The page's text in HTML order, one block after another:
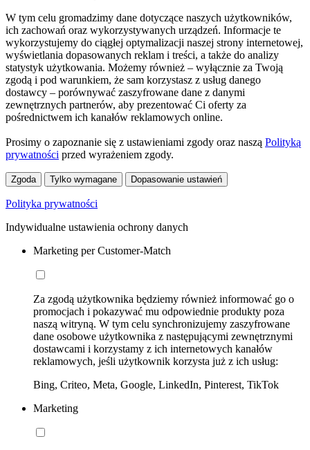
W tym celu gromadzimy dane dotyczące naszych użytkowników,
ich zachowań oraz wykorzystywanych urządzeń. Informacje te
wykorzystujemy do ciągłej optymalizacji naszej strony internetowej,
wyświetlania dopasowanych reklam i treści, a także do analizy
statystyk użytkowania. Możemy również – wyłącznie za Twoją
zgodą i pod warunkiem, że sam korzystasz z usług danego
dostawcy – porównywać zaszyfrowane dane z danymi
zewnętrznych partnerów, aby prezentować Ci oferty za
pośrednictwem ich kanałów reklamowych online.
Prosimy o zapoznanie się z ustawieniami zgody oraz naszą Polityką
prywatności przed wyrażeniem zgody.
Zgoda Tylko wymagane Dopasowanie ustawień
Polityka prywatności
Indywidualne ustawienia ochrony danych
Marketing per Customer-Match
Za zgodą użytkownika będziemy również informować go o
promocjach i pokazywać mu odpowiednie produkty poza
naszą witryną. W tym celu synchronizujemy zaszyfrowane
dane osobowe użytkownika z następującymi zewnętrznymi
dostawcami i korzystamy z ich internetowych kanałów
reklamowych, jeśli użytkownik korzysta już z ich usług:
Bing, Criteo, Meta, Google, LinkedIn, Pinterest, TikTok
Marketing